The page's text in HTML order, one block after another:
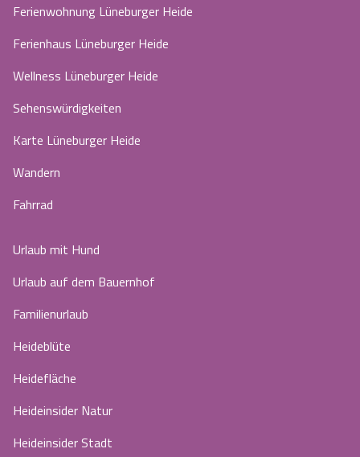
Ferienwohnung Lüneburger Heide
Ferienhaus Lüneburger Heide
Wellness Lüneburger Heide
Sehenswürdigkeiten
Karte Lüneburger Heide
Wandern
Fahrrad
Urlaub mit Hund
Urlaub auf dem Bauernhof
Familienurlaub
Heideblüte
Heidefläche
Heideinsider Natur
Heideinsider Stadt